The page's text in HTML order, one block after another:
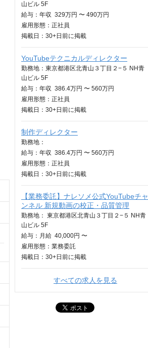
山ビル 5F
給与： 年収 329万円 〜 490万円
雇用形態：正社員
掲載日： 30+日 前に掲載
YouTubeテクニカルディレクター
勤務地：東京都港区北青山３丁目２−５ NH青
山ビル 5F
給与： 年収 386.4万円 〜 560万円
雇用形態：正社員
掲載日： 30+日 前に掲載
制作ディレクター
勤務地：
給与： 年収 386.4万円 〜 560万円
雇用形態：正社員
掲載日： 30+日 前に掲載
【業務委託】ナレソメ公式YouTubeチャ
ンネル 新規動画の校正・品質管理
勤務地： 東京都港区北青山３丁目２−５ NH青
山ビル 5F
給与： 月給 40,000円 〜
雇用形態：業務委託
掲載日： 30+日 前に掲載
すべての求人を見る